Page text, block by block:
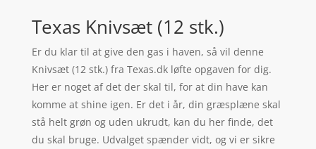
Texas Knivsæt (12 stk.)
Er du klar til at give den gas i haven, så vil denne
Knivsæt (12 stk.) fra Texas.dk løfte opgaven for dig.
Her er noget af det der skal til, for at din have kan
komme at shine igen. Er det i år, din græsplæne skal
stå helt grøn og uden ukrudt, kan du her finde, det
du skal bruge. Udvalget spænder vidt, og vi er sikre